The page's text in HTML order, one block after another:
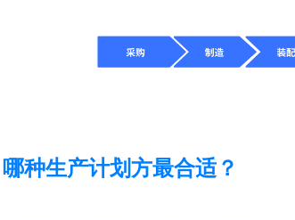
种生产计划方最合适？